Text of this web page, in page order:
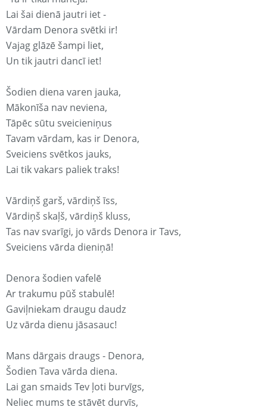
Lai šai dienā jautri iet -
Vārdam Denora svētki ir!
Vajag glāzē šampi liet,
Un tik jautri dancī iet!
Šodien diena varen jauka,
Mākonīša nav neviena,
Tāpēc sūtu sveicieniņus
Tavam vārdam, kas ir Denora,
Sveiciens svētkos jauks,
Lai tik vakars paliek traks!
Vārdiņš garš, vārdiņš īss,
Vārdiņš skaļš, vārdiņš kluss,
Tas nav svarīgi, jo vārds Denora ir Tavs,
Sveiciens vārda dieniņā!
Denora šodien vafelē
Ar trakumu pūš stabulē!
Gaviļniekam draugu daudz
Uz vārda dienu jāsasauc!
Mans dārgais draugs - Denora,
Šodien Tava vārda diena.
Lai gan smaids Tev ļoti burvīgs,
Neliec mums te stāvēt durvīs,